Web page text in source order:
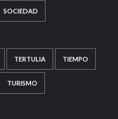
SOCIEDAD
TERTULIA TIEMPO
TURISMO